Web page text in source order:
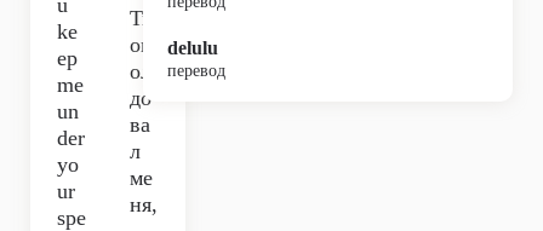
u
ke
ep
me
un
der
yo
ur
spe
Ты
ок
ол
до
ва
л
ме
ня,
delulu
перевод